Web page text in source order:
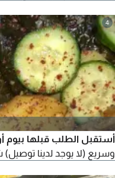
4
أستقبل الطلب قبلها بيوم
وسريع (لا يوجد لدينا توصيل)